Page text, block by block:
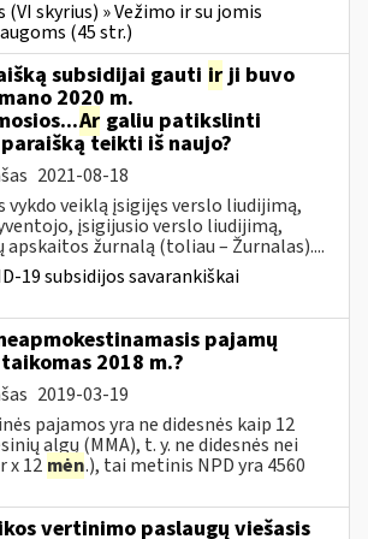
(VI skyrius) » Vežimo ir su jomis
(45 str.)
subsidijai gauti irji buvo
2020 m.
Ar galiu patikslinti
paraišką teikti iš naujo?
2021-08-18
vykdo veiklą įsigijęs verslo liudijimą,
įsigijusio verslo liudijimą,
apskaitos žurnalą (toliau – Žurnalas)....
19 subsidijos savarankiškai
pajamų
2018 m.?
2019-03-19
pajamos yra ne didesnės kaip 12
algų (MMA), t. y. ne didesnės nei
x 12 mėn.), tai metinis NPD yra 4560
vertinimo paslaugų viešasis